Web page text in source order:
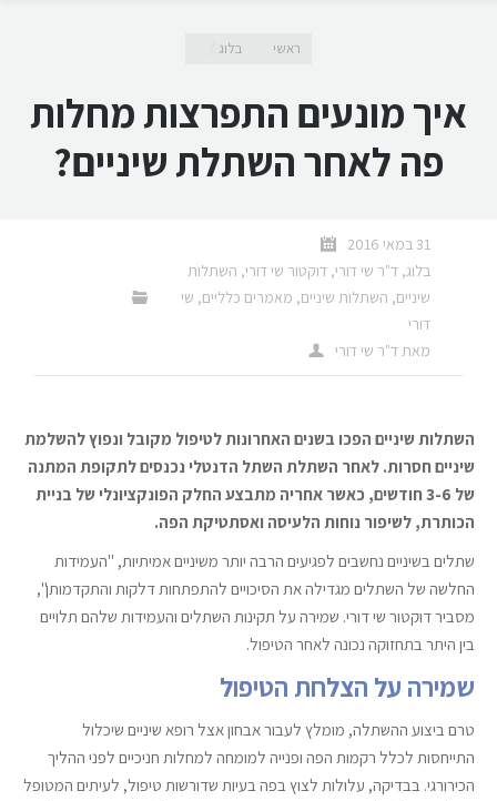
ראשי בלוג
איך מונעים התפרצות מחלות
פה לאחר השתלת שיניים?
31 במאי 2016
בלוג, ד"ר שי דורי, דוקטור שי דורי, השתלות
שיניים, השתלות שיניים, מאמרים כלליים, שי
דורי
מאת ד"ר שי דורי
השתלות שיניים הפכו בשנים האחרונות לטיפול מקובל ונפוץ להשלמת
שיניים חסרות. לאחר השתלת השתל הדנטלי נכנסים לתקופת המתנה
של 3-6 חודשים, כאשר אחריה מתבצע החלק הפונקציונלי של בניית
הכותרת, לשיפור נוחות הלעיסה ואסתטיקת הפה.
שתלים בשיניים נחשבים לפגיעים הרבה יותר משיניים אמיתיות, "העמידות
החלשה של השתלים מגדילה את הסיכויים להתפתחות דלקות והתקדמותן",
מסביר דוקטור שי דורי. שמירה על תקינות השתלים והעמידות שלהם תלויים
בין היתר בתחזוקה נכונה לאחר הטיפול.
שמירה על הצלחת הטיפול
טרם ביצוע ההשתלה, מומלץ לעבור אבחון אצל רופא שיניים שיכלול
התייחסות לכלל רקמות הפה ופנייה למומחה למחלות חניכיים לפני ההליך
הכירורגי. בבדיקה, עלולות לצוץ בפה בעיות שדורשות טיפול, לעיתים המטופל